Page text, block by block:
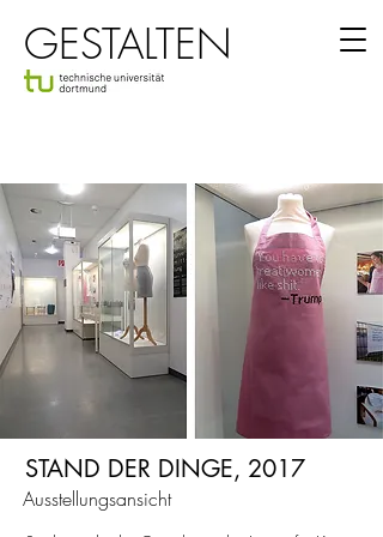
GESTALTEN
STAND DER DINGE, 2017
Ausstellungsansicht